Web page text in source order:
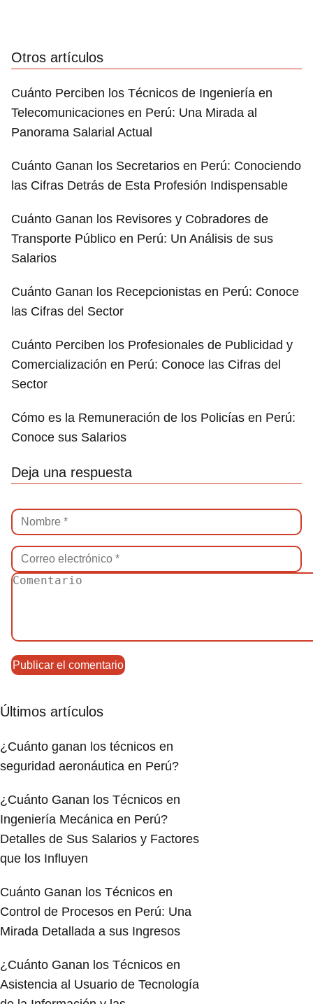
Otros artículos
Cuánto Perciben los Técnicos de Ingeniería en
Telecomunicaciones en Perú: Una Mirada al
Panorama Salarial Actual
Cuánto Ganan los Secretarios en Perú: Conociendo
las Cifras Detrás de Esta Profesión Indispensable
Cuánto Ganan los Revisores y Cobradores de
Transporte Público en Perú: Un Análisis de sus
Salarios
Cuánto Ganan los Recepcionistas en Perú: Conoce
las Cifras del Sector
Cuánto Perciben los Profesionales de Publicidad y
Comercialización en Perú: Conoce las Cifras del
Sector
Cómo es la Remuneración de los Policías en Perú:
Conoce sus Salarios
Deja una respuesta
Últimos artículos
¿Cuánto ganan los técnicos en
seguridad aeronáutica en Perú?
¿Cuánto Ganan los Técnicos en
Ingeniería Mecánica en Perú?
Detalles de Sus Salarios y Factores
que los Influyen
Cuánto Ganan los Técnicos en
Control de Procesos en Perú: Una
Mirada Detallada a sus Ingresos
¿Cuánto Ganan los Técnicos en
Asistencia al Usuario de Tecnología